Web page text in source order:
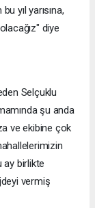
yıl yarısına,
diye
Selçuklu
şu anda
ve ekibine çok
ay birlikte
vermiş